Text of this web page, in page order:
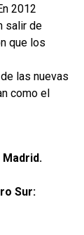
2012
salir de
que los
las nuevas
como el
Madrid.
Sur: